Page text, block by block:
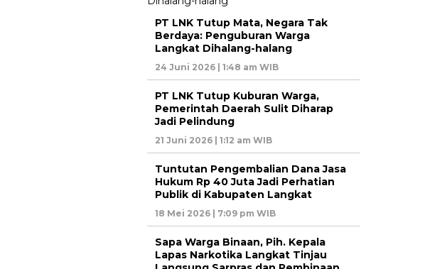
PT LNK Tutup Mata, Negara Tak
Berdaya: Penguburan Warga
Langkat Dihalang-halang
24 Juni 2026 | 1:48 am WIB
PT LNK Tutup Kuburan Warga,
Pemerintah Daerah Sulit Diharap
Jadi Pelindung
21 Juni 2026 | 1:12 am WIB
Tuntutan Pengembalian Dana Jasa
Hukum Rp 40 Juta Jadi Perhatian
Publik di Kabupaten Langkat
18 Mei 2026 | 7:09 pm WIB
Sapa Warga Binaan, Pih. Kepala
Lapas Narkotika Langkat Tinjau